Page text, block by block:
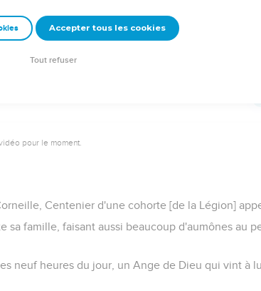
appelé les Saints et les veuves, il la leur présenta
crurent au Seigneur.
chez un certain Simon corroyeur.
pour le moment.
Centenier d'une cohorte [de la Légion]
sa famille, faisant aussi beaucoup d'aumônes au
neuf heures du jour, un Ange de Dieu qui vint à
Accepter tous les cookies
Tout refuser